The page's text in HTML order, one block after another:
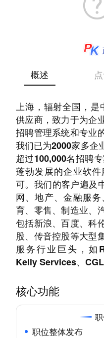
概述
上海，辐射全国，是
供应商，致力于为企
招聘管理系统和专业
我们已为2000家多企
超过100,000名招聘
蓬勃发展的企业软
可。我们的客户遍及
网、地产、金融服
育、零售、制造业、
包括新浪、百度、科
股、传音控股等大型
服务行业巨头，如
Kelly Services、CGL
核心功能
职位整体发布